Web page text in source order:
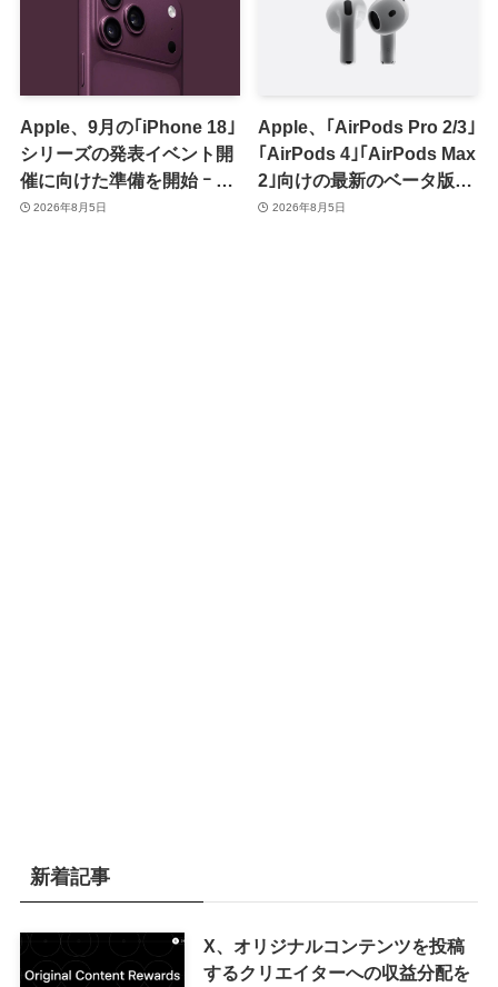
Apple、9月の｢iPhone 18｣
シリーズの発表イベント開
催に向けた準備を開始 ｰ 9
月8日か9月9日に開催見込
2026年8月5日
Apple、｢AirPods Pro 2/3｣
｢AirPods 4｣｢AirPods Max
2｣向けの最新のベータ版フ
ァームウェア｢9A5336b｣を
2026年8月5日
新着記事
X、オリジナルコンテンツを投稿
するクリエイターへの収益分配を